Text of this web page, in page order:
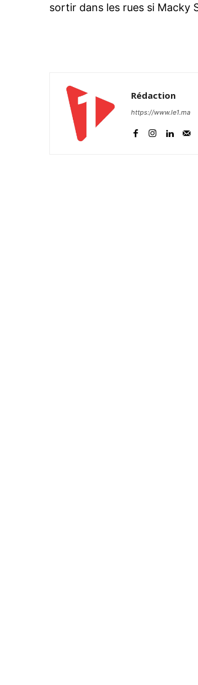
sortir dans les rues si Macky
Rédaction
https://www.le1.ma